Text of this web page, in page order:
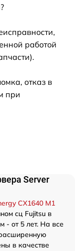
работой
отказ в
при
Server
CX1640 M1
сц Fujitsu в
- от 5 лет. На все
в качестве